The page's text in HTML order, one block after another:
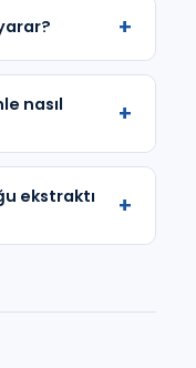
+
nasıl
+
ekstraktı
+